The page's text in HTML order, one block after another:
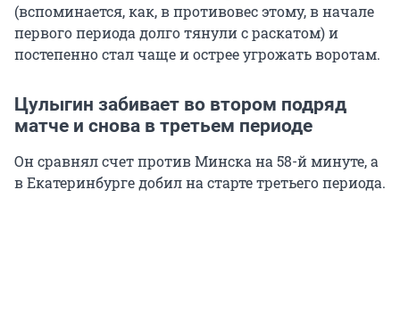
(вспоминается, как, в противовес этому, в начале
первого периода долго тянули с раскатом) и
постепенно стал чаще и острее угрожать воротам.
Цулыгин забивает во втором подряд
матче и снова в третьем периоде
Он сравнял счет против Минска на 58-й минуте, а
в Екатеринбурге добил на старте третьего периода.